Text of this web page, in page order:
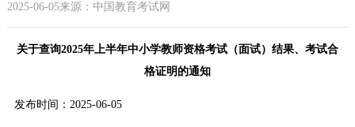
2025-06-05来源：中国教育考试网
关于查询2025年上半年中小学教师资格考试（面试）结果、考试合
格证明的通知
发布时间：2025-06-05